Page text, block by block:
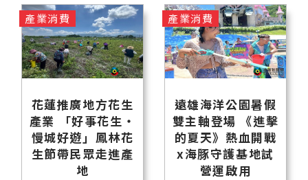
花蓮推廣地方花生
產業 「好事花生・
慢城好遊」鳳林花
生節帶民眾走進產
地
產業消費
遠雄海洋公園暑假
雙主軸登場 《進擊
的夏天》熱血開戰
x海豚守護基地試
營運啟用
產業消費